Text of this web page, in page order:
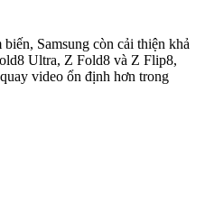
Samsung còn cải thiện khả
Ultra, Z Fold8 và Z Flip8,
video ổn định hơn trong